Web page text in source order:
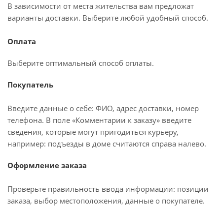
В зависимости от места жительства вам предложат
варианты доставки. Выберите любой удобный способ.
Оплата
Выберите оптимальный способ оплаты.
Покупатель
Введите данные о себе: ФИО, адрес доставки, номер
телефона. В поле «Комментарии к заказу» введите
сведения, которые могут пригодиться курьеру,
например: подъезды в доме считаются справа налево.
Оформление заказа
Проверьте правильность ввода информации: позиции
заказа, выбор местоположения, данные о покупателе.